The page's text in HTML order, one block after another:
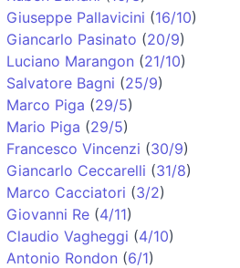
Giuseppe Pallavicini (16/10)
Giancarlo Pasinato (20/9)
Luciano Marangon (21/10)
Salvatore Bagni (25/9)
Marco Piga (29/5)
Mario Piga (29/5)
Francesco Vincenzi (30/9)
Giancarlo Ceccarelli (31/8)
Marco Cacciatori (3/2)
Giovanni Re (4/11)
Claudio Vagheggi (4/10)
Antonio Rondon (6/1)